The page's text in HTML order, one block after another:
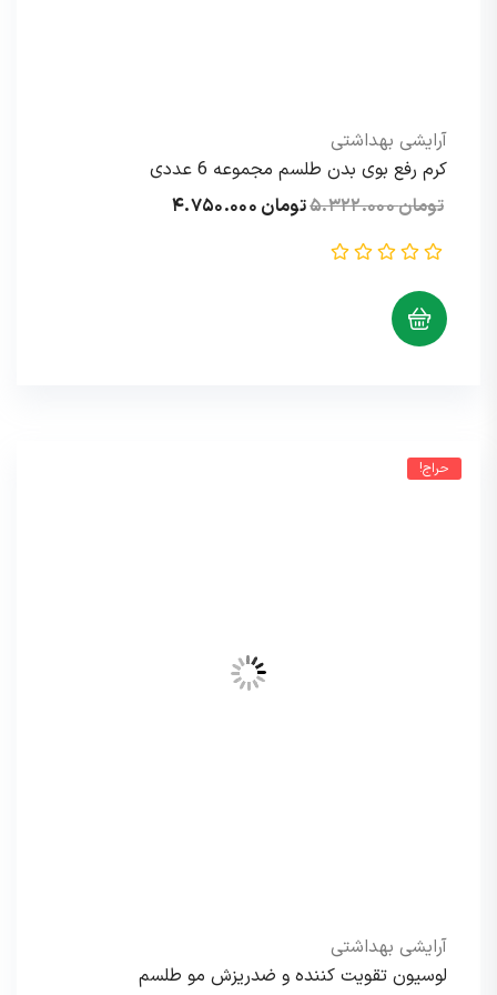
آرایشی بهداشتی
کرم رفع بوی بدن طلسم مجموعه 6 عددی
تومان۵.۳۲۲.۰۰۰ قیمت
اصلی:
تومان قیمت
حراج!
آرایشی بهداشتی
لوسیون تقویت کننده و ضدریزش مو طلسم